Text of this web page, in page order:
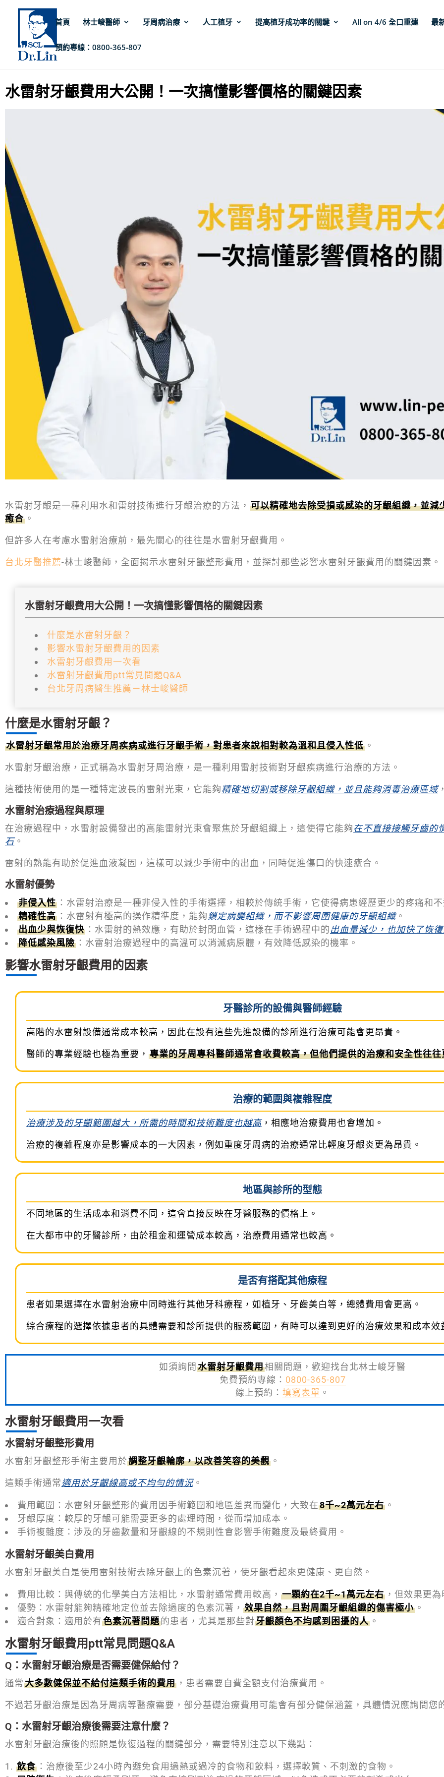
首頁 林士峻醫師 牙周病治療 人工植牙 提高植牙成功率的關鍵 All on 4/6 全口重建 最
預約專線：0800-365-807
林士峻醫師 牙周病
水雷射牙齦費用大公開！一次搞懂影響價格的關鍵因素
水雷射牙齦是一種利用水和雷射技術進行牙齦治療的方法， 可以精確地去除受損或感染的牙齦組織，並減
癒合 。
但許多人在考慮水雷射治療前，最先關心的往往是水雷射牙齦費用。
台北牙醫推薦-林士峻醫師，全面揭示水雷射牙齦整形費用，並探討那些影響水雷射牙齦費用的關鍵因素。
水雷射牙齦費用大公開！一次搞懂影響價格的關鍵因素
什麼是水雷射牙齦？
影響水雷射牙齦費用的因素
水雷射牙齦費用一次看
水雷射牙齦費用ptt常見問題Q&A
台北牙周病醫生推薦－林士峻醫師
什麼是水雷射牙齦？
水雷射牙齦常用於治療牙周疾病或進行牙齦手術，對患者來說相對較為溫和且侵入性低 。
水雷射牙齦治療，正式稱為水雷射牙周治療，是一種利用雷射技術對牙齦疾病進行治療的方法。
這種技術使用的是一種特定波長的雷射光束，它能夠精確地切割或移除牙齦組織，並且能夠消毒治療區域
水雷射治療過程與原理
在治療過程中，水雷射設備發出的高能雷射光束會聚焦於牙齦組織上，這使得它能夠在不直接接觸牙齒的
石。
雷射的熱能有助於促進血液凝固，這樣可以減少手術中的出血，同時促進傷口的快速癒合。
水雷射優勢
非侵入性 ：水雷射治療是一種非侵入性的手術選擇，相較於傳統手術，它使得病患經歷更少的疼痛和
精確性高 ：水雷射有極高的操作精準度，能夠鎖定病變組織，而不影響周圍健康的牙齦組織。
出血少與恢復快 ：水雷射的熱效應，有助於封閉血管，這樣在手術過程中的出血量減少，也加快了恢
降低感染風險 ：水雷射治療過程中的高溫可以消滅病原體，有效降低感染的機率。
影響水雷射牙齦費用的因素
牙醫診所的設備與醫師經驗
高階的水雷射設備通常成本較高，因此在設有這些先進設備的診所進行治療可能會更昂貴。
醫師的專業經驗也極為重要， 專業的牙周專科醫師通常會收費較高，但他們提供的治療和安全性往
治療的範圍與複雜程度
治療涉及的牙齦範圍越大，所需的時間和技術難度也越高，相應地治療費用也會增加。
治療的複雜程度亦是影響成本的一大因素，例如重度牙周病的治療通常比輕度牙齦炎更為昂貴。
地區與診所的型態
不同地區的生活成本和消費不同，這會直接反映在牙醫服務的價格上。
在大都市中的牙醫診所，由於租金和運營成本較高，治療費用通常也較高。
是否有搭配其他療程
患者如果選擇在水雷射治療中同時進行其他牙科療程，如植牙、牙齒美白等，總體費用會更高。
綜合療程的選擇依據患者的具體需要和診所提供的服務範圍，有時可以達到更好的治療效果和成本效
如須詢問 水雷射牙齦費用相關問題，歡迎找台北林士峻牙醫
免費預約專線： 0800-365-807
線上預約： 填寫表單 。
水雷射牙齦費用一次看
水雷射牙齦整形費用
水雷射牙齦整形手術主要用於調整牙齦輪廓，以改善笑容的美觀 。
這類手術通常適用於牙齦線高或不均勻的情況。
費用範圍：水雷射牙齦整形的費用因手術範圍和地區差異而變化，大致在8千~2萬元左右 。
牙齦厚度：較厚的牙齦可能需要更多的處理時間，從而增加成本。
手術複雜度：涉及的牙齒數量和牙齦線的不規則性會影響手術難度及最終費用。
水雷射牙齦美白費用
水雷射牙齦美白是使用雷射技術去除牙齦上的色素沉著，使牙齦看起來更健康、更自然。
費用比較：與傳統的化學美白方法相比，水雷射通常費用較高， 一顆約在2千~1萬元左右 ，但效果更
優勢：水雷射能夠精確地定位並去除過度的色素沉著， 效果自然，且對周圍牙齦組織的傷害極小 。
適合對象：適用於有色素沉著問題的患者，尤其是那些對牙齦顏色不均感到困擾的人 。
水雷射牙齦費用ptt常見問題Q&A
Q：水雷射牙齦治療是否需要健保給付？
通常大多數健保並不給付這類手術的費用 ，患者需要自費全額支付治療費用。
不過若牙齦治療是因為牙周病等醫療需要，部分基礎治療費用可能會有部分健保涵蓋，具體情況應詢問您
Q：水雷射牙齦治療後需要注意什麼？
水雷射牙齦治療後的照顧是恢復過程的關鍵部分，需要特別注意以下幾點：
飲食 ：治療後至少24小時內避免食用過熱或過冷的食物和飲料，選擇軟質、不刺激的食物。